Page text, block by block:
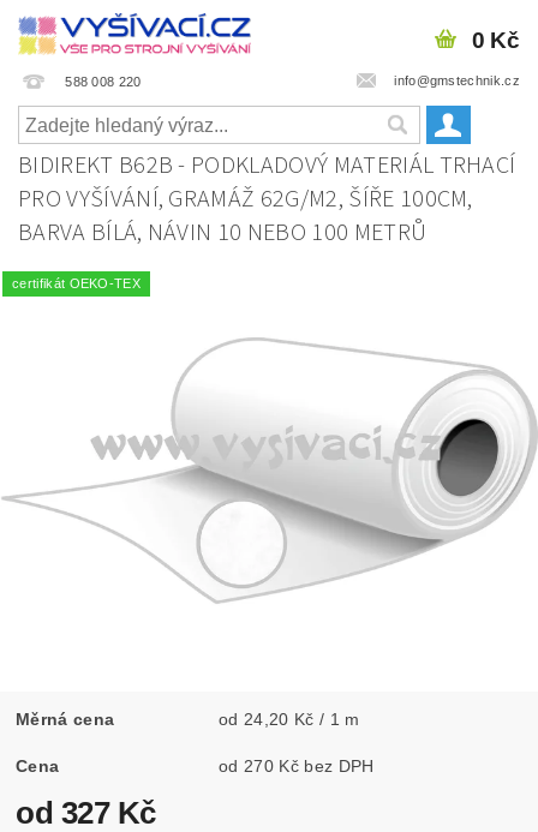
588 008 220 info@gmstechnik.cz
0 Kč
BIDIREKT B62B - PODKLADOVÝ MATERIÁL TRHACÍ
PRO VYŠÍVÁNÍ, GRAMÁŽ 62G/M2, ŠÍŘE 100CM,
BARVA BÍLÁ, NÁVIN 10 NEBO 100 METRŮ
certifikát OEKO-TEX
Měrná cena od 24,20 Kč / 1 m
Cena od 270 Kč bez DPH
od 327 Kč